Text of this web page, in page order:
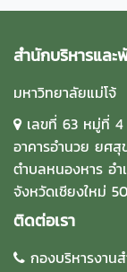
สำนักบริหารแล
มหาวิทยาลัยแม่โจ้
เลขที่ 63 หมู่ที่ 4
อาคารอำนวย ยศ
ตำบลหนองหาร อำ
จังหวัดเชียงใหม่
ติดต่อเรา
กองบริหารงาน